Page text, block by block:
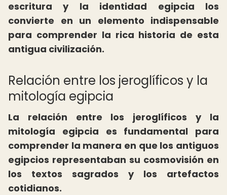
escritura y la identidad egipcia los
convierte en un elemento indispensable
para comprender la rica historia de esta
antigua civilización.
Relación entre los jeroglíficos y la
mitología egipcia
La relación entre los jeroglíficos y la
mitología egipcia es fundamental para
comprender la manera en que los antiguos
egipcios representaban su cosmovisión en
los textos sagrados y los artefactos
cotidianos.